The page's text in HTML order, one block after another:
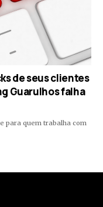
de seus clientes
Guarulhos falha
para quem trabalha com